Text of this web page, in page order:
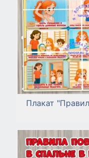
Плакат